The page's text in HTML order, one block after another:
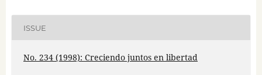
ISSUE
No. 234 (1998): Creciendo juntos en libertad